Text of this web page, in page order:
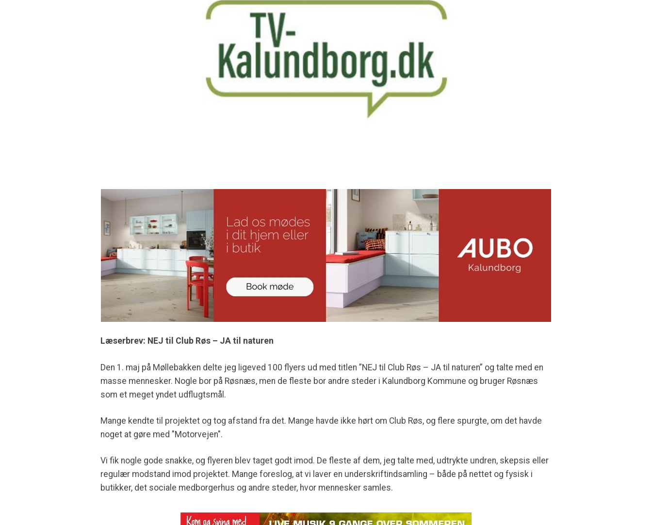
Læserbrev: NEJ til Club Røs – JA til naturen
Den 1. maj på Møllebakken delte jeg ligeved 100 flyers ud med titlen ”NEJ til Club Røs – JA til naturen” og talte med en
masse mennesker. Nogle bor på Røsnæs, men de fleste bor andre steder i Kalundborg Kommune og bruger Røsnæs
som et meget yndet udflugtsmål.
Mange kendte til projektet og tog afstand fra det. Mange havde ikke hørt om Club Røs, og flere spurgte, om det havde
noget at gøre med "Motorvejen".
Vi fik nogle gode snakke, og flyeren blev taget godt imod. De fleste af dem, jeg talte med, udtrykte undren, skepsis eller
regulær modstand imod projektet. Mange foreslog, at vi laver en underskriftindsamling – både på nettet og fysisk i
butikker, det sociale medborgerhus og andre steder, hvor mennesker samles.